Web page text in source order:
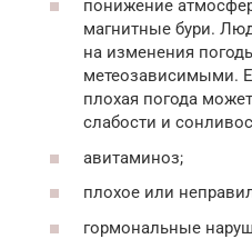
понижение
магнитные бури.
на изменения
метеозависимыми.
плохая погода
слабости и
авитаминоз;
плохое или
гормональные